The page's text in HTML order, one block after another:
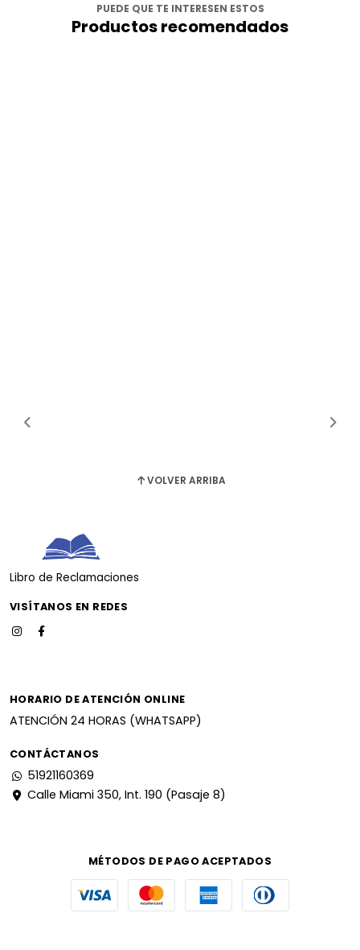
PUEDE QUE TE INTERESEN ESTOS
Productos recomendados
VOLVER ARRIBA
Libro de Reclamaciones
VISÍTANOS EN REDES
HORARIO DE ATENCIÓN ONLINE
ATENCIÓN 24 HORAS (WHATSAPP)
CONTÁCTANOS
51921160369
Calle Miami 350, Int. 190 (Pasaje 8)
MÉTODOS DE PAGO ACEPTADOS